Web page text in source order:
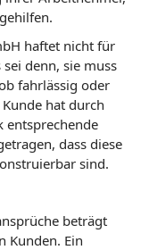
haftet nicht für
denn, sie muss
fahrlässig oder
hat durch
entsprechende
dass diese
sind.
beträgt
Kunden. Ein